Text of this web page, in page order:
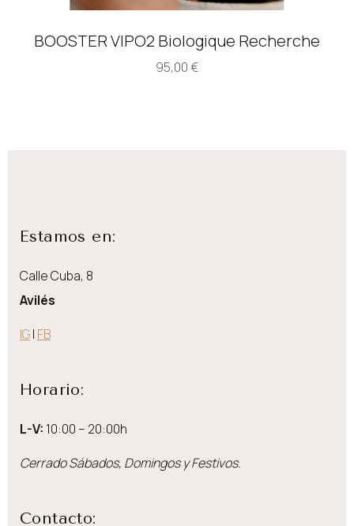
BOOSTER VIPO2 Biologique Recherche
95,00€
Estamos en:
Calle Cuba, 8
Avilés
IG| FB
Horario:
L-V: 10:00 – 20:00h
Cerrado Sábados, Domingos y Festivos.
Contacto: